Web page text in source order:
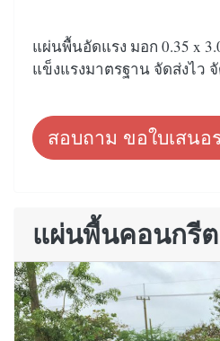
แผ่นพื้นอัดแรง มอก 0.35 x
แข็งแรงมาตรฐาน จัดส่งไว
สอบถาม ขอใบเสนอ
แผ่นพื้นคอนกรีต